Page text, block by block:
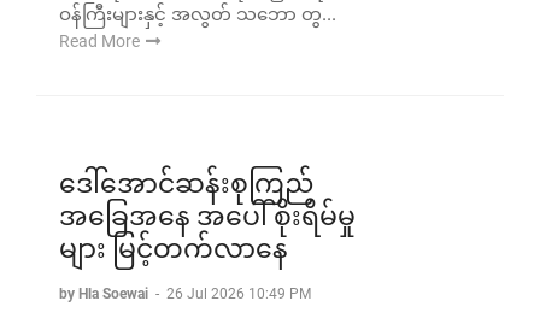
ဝန်ကြီးများနှင့် အလွတ် သဘော တွ...
Read More
ဒေါ်အောင်ဆန်းစုကြည်
အခြေအနေ အပေါ် စိုးရိမ်မှု
များ မြင့်တက်လာနေ
by Hla Soewai - 26 Jul 2026 10:49 PM